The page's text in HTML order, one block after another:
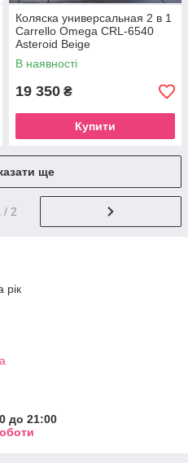
Коляска универсальная 2 в 1
Carrello Omega CRL-6540
Asteroid Beige
В наявності
19 350 ₴
Купити
ще
/ 2
рік
до 21:00